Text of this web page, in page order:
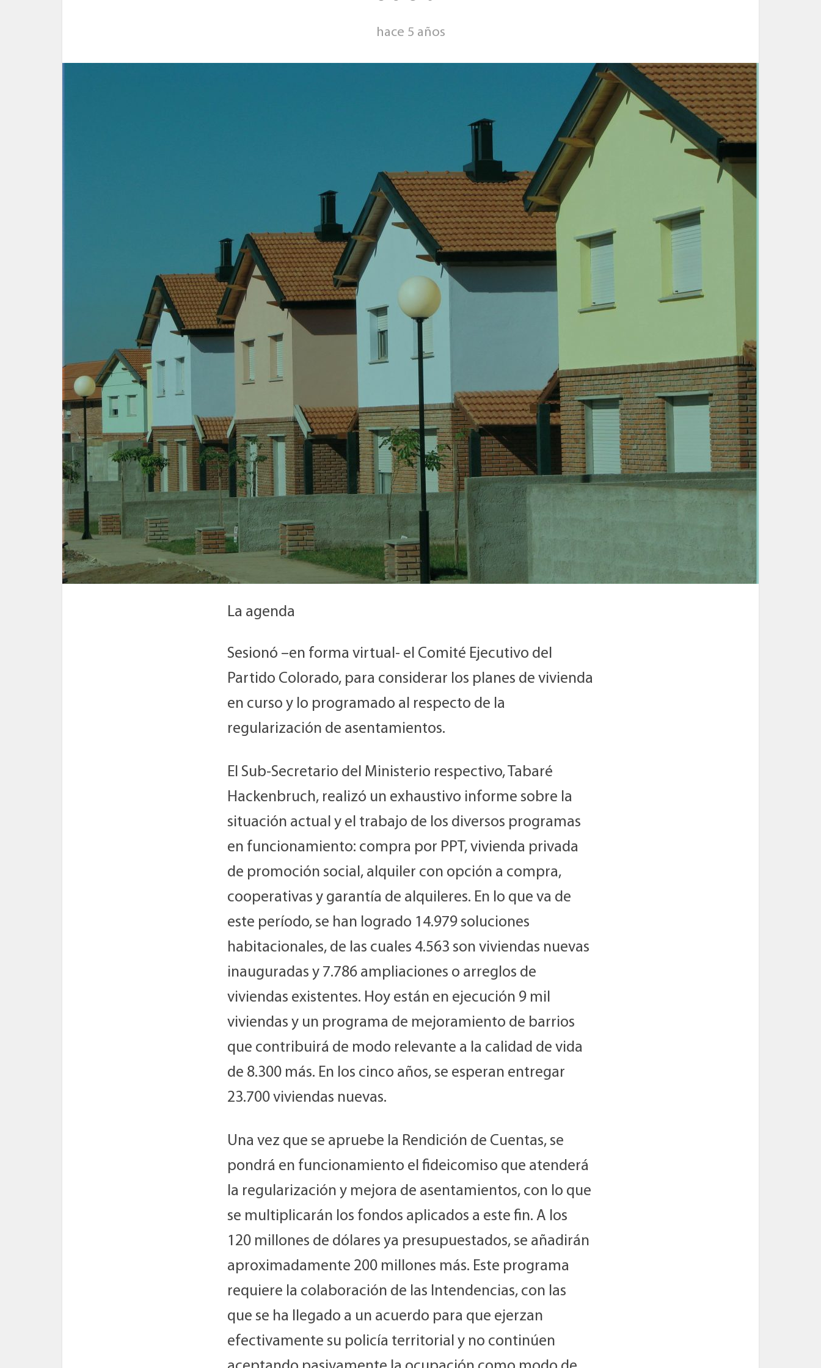
hace 5 años
La agenda
Sesionó –en forma virtual- el Comité Ejecutivo del
Partido Colorado, para considerar los planes de vivienda
en curso y lo programado al respecto de la
regularización de asentamientos.
El Sub-Secretario del Ministerio respectivo, Tabaré
Hackenbruch, realizó un exhaustivo informe sobre la
situación actual y el trabajo de los diversos programas
en funcionamiento: compra por PPT, vivienda privada
de promoción social, alquiler con opción a compra,
cooperativas y garantía de alquileres. En lo que va de
este período, se han logrado 14.979 soluciones
habitacionales, de las cuales 4.563 son viviendas nuevas
inauguradas y 7.786 ampliaciones o arreglos de
viviendas existentes. Hoy están en ejecución 9 mil
viviendas y un programa de mejoramiento de barrios
que contribuirá de modo relevante a la calidad de vida
de 8.300 más. En los cinco años, se esperan entregar
23.700 viviendas nuevas.
Una vez que se apruebe la Rendición de Cuentas, se
pondrá en funcionamiento el fideicomiso que atenderá
la regularización y mejora de asentamientos, con lo que
se multiplicarán los fondos aplicados a este fin. A los
120 millones de dólares ya presupuestados, se añadirán
aproximadamente 200 millones más. Este programa
requiere la colaboración de las Intendencias, con las
que se ha llegado a un acuerdo para que ejerzan
efectivamente su policía territorial y no continúen